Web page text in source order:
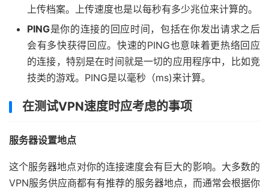
上传档案。上传速度也是以每秒有多少兆位来计算的。
PING是你的连接的回应时间，包括在你发出请求之后
会有多快获得回应。快速的PING也意味着更热络回应
的连接，特别是在时间就是一切的应用程序中，比如竞
技类的游戏。PING是以毫秒（ms)来计算。
在测试VPN速度时应考虑的事项
服务器设置地点
这个服务器地点对你的连接速度会有巨大的影响。大多数的
VPN服务供应商都有有推荐的服务器地点，而通常会根据你